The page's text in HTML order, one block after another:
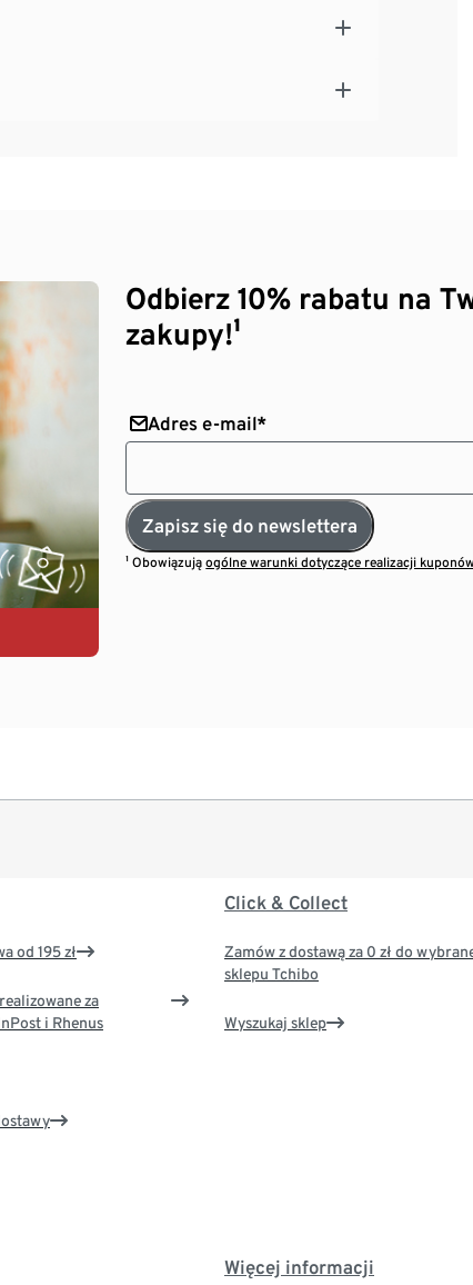
Odbierz 10% rabatu na
zakupy!¹
Adres e-mail*
Zapisz się do newslettera
¹ Obowiązująogólne warunki dotyczące realizacji
od 195 zł
za
i Rhenus
Click & Collect
Zamów z dostawą za 0 zł do
sklepu Tchibo
Wyszukaj sklep
Więcej informacji